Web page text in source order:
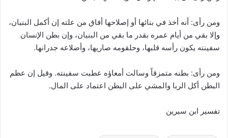
ومن رأى: أنه أخذ في بنائها أو إصلاحها أفاق من علته إن أكمل البنيان،
وإلا بقي من أيام عمره بقدر ما بقي من البنيان، وإن بطن الإنسان
سفينته يكون رأسه قلبها، وحلقومه صاريها، وأضلاعه جدرانها.
ومن رأى: بطنه متمزقاً وسالت أمعاؤه عطبت سفينته. وقيل إن عظم
البطن أكل الربا والمشي على البطن اعتماد على المال.
تفسير ابن سيرين